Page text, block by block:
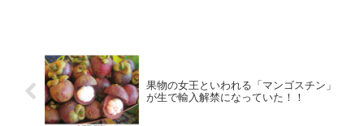
果物の女王といわれる「マンゴスチン」
が生で輸入解禁になっていた！！